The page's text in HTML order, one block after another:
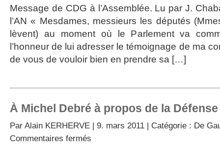
:
session
de
l’Assemblée
nationale
Message de CDG à l’Assemblée. Lu par J.
l’AN « Mesdames, messieurs les députés
lèvent) au moment où le Parlement va
l’honneur de lui adresser le témoignage de ma
de vous de vouloir bien en prendre sa […]
À Michel Debré à propos de la Défense
Par Alain KERHERVE | 9. mars 2011 | Catégorie : De
Commentaires fermés